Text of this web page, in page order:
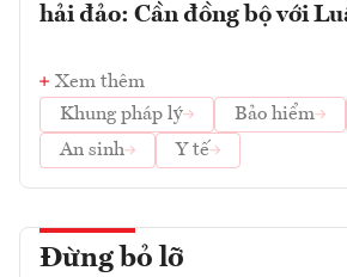
hải đảo: Cần đồng bộ với
Xem thêm
Khung pháp lý
Bảo hiểm
An sinh
Y tế
Đừng bỏ lỡ